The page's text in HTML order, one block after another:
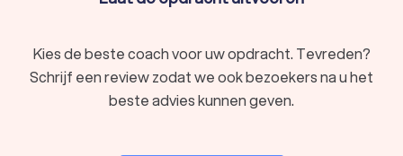
Kies de beste coach voor uw opdracht. Tevreden?
Schrijf een review zodat we ook bezoekers na u het
beste advies kunnen geven.